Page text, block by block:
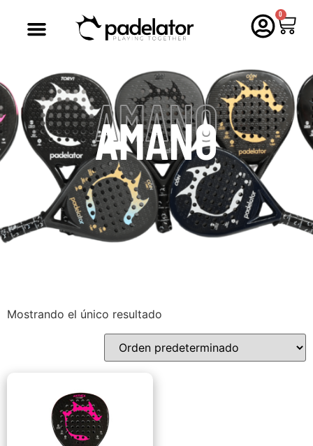
0
AMANO
AMANO
Mostrando el único resultado